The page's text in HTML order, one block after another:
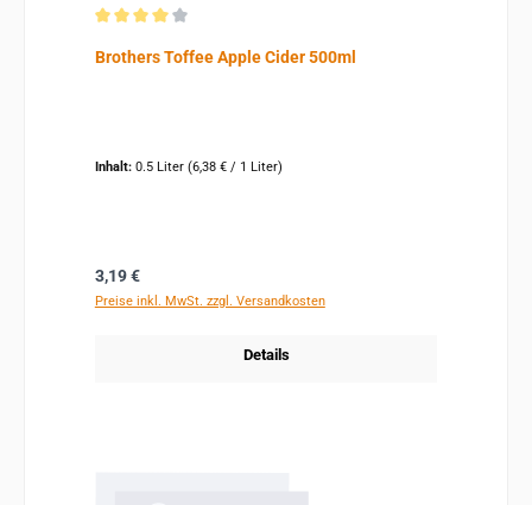
Brothers Toffee Apple Cider 500ml
Inhalt: 0.5 Liter (6,38 € / 1 Liter)
Regulärer Preis:
3,19 €
Preise inkl. MwSt. zzgl. Versandkosten
Details